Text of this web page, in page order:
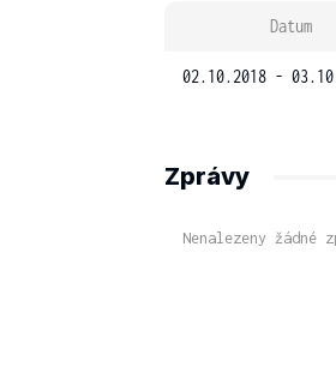
Datum
02.10.2018 -
Zprávy
Nenalezeny žádné